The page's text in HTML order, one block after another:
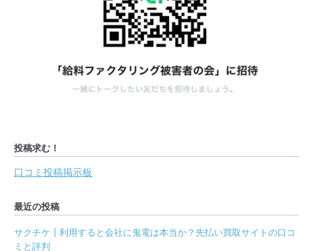
投稿求む！
口コミ投稿掲示板
最近の投稿
サクチケ┃利用すると会社に鬼電は本当か？先払い買取サイトの口コ
ミと評判